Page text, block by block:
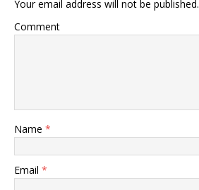
Your email address will not be published.
Comment
Name *
Email *